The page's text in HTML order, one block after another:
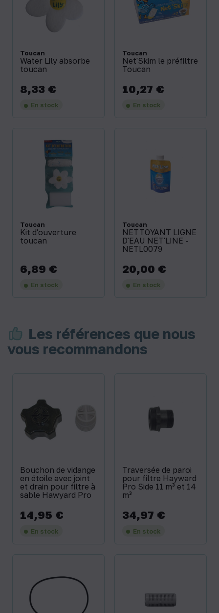
Toucan
Water Lily absorbe
toucan
Prix
8,33 €
En stock
Toucan
Net'Skim le préfiltre
Toucan
Prix
10,27 €
En stock
Toucan
Kit d'ouverture
toucan
Prix
6,89 €
En stock
Toucan
NETTOYANT LIGNE
D'EAU NET'LINE -
NETL0079
Prix
20,00 €
En stock
Les références que nous
vous recommandons
Bouchon de vidange
en étoile avec joint
et drain pour filtre à
sable Hawyard Pro
Prix
14,95 €
En stock
Traversée de paroi
pour filtre Hayward
Pro Side 11 m³ et 14
m³
Prix
34,97 €
En stock